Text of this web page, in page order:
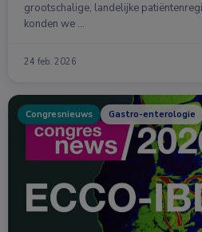
grootschalige, landelijke
konden we …
24 feb. 2026
Congresnieuws Gastro-enterologie